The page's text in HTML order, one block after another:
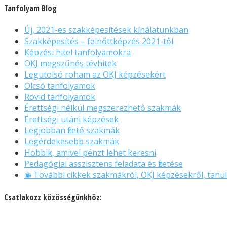
Tanfolyam Blog
Új, 2021-es szakképesítések kínálatunkban
Szakképesítés – felnőttképzés 2021-től
Képzési hitel tanfolyamokra
OKJ megszűnés tévhitek
Legutolsó roham az OKJ képzésekért
Olcsó tanfolyamok
Rövid tanfolyamok
Érettségi nélkül megszerezhető szakmák
Érettségi utáni képzések
Legjobban fizető szakmák
Legérdekesebb szakmák
Hobbik, amivel pénzt lehet keresni
Pedagógiai asszisztens feladata és fizetése
◉ További cikkek szakmákról, OKJ képzésekről,
Csatlakozz közösségünkhöz: